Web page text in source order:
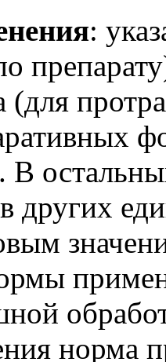
:
В
других
норма